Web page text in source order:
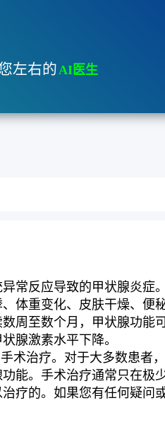
左右的AI医生
常反应导致的甲状腺炎
体重变化、皮肤干燥、便秘
周至数个月，甲状腺功
腺激素水平下降。
术治疗。对于大多数患者
能。手术治疗通常只在极
疗的。如果您有任何疑问